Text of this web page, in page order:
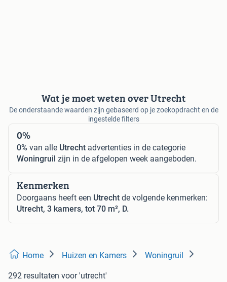
Wat je moet weten over Utrecht
De onderstaande waarden zijn gebaseerd op je zoekopdracht en de
ingestelde filters
0%
0% van alle Utrecht advertenties in de categorie
Woningruil zijn in de afgelopen week aangeboden.
Kenmerken
Doorgaans heeft een Utrecht de volgende kenmerken:
Utrecht, 3 kamers, tot 70 m², D.
Home Huizen en Kamers Woningruil
292 resultaten voor 'utrecht'